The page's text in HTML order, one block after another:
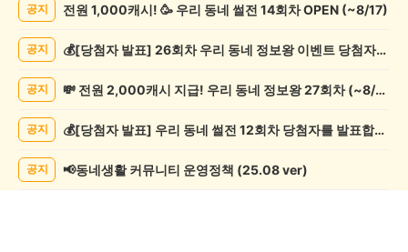
문/
글
공지 전원 1,000캐시! 🥳 우리 동네 썰전 14회차 OPEN (~8/17)
공지 💰[당첨자 발표] 26회차 우리 동네 정보왕 이벤트 당첨자를 발표합니다!
공지 💸 전원 2,000캐시 지급! 우리 동네 정보왕 27회차 (~8/10)
공지 💰[당첨자 발표] 우리 동네 썰전 12회차 당첨자를 발표합니다!
공지 📢동네생활 커뮤니티 운영정책 (25.08 ver)